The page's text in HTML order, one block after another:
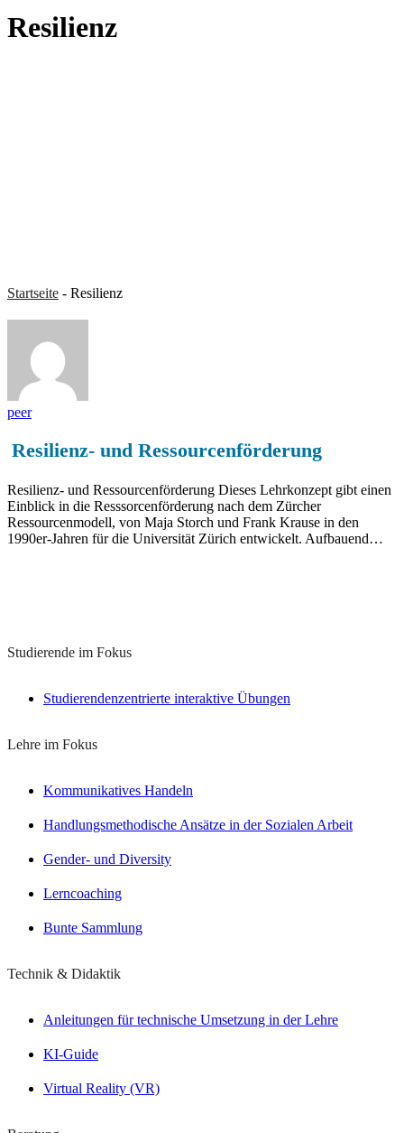
Resilienz
Startseite - Resilienz
peer
Resilienz- und Ressourcenförderung
Resilienz- und Ressourcenförderung Dieses Lehrkonzept gibt einen
Einblick in die Resssorcenförderung nach dem Zürcher
Ressourcenmodell, von Maja Storch und Frank Krause in den
1990er-Jahren für die Universität Zürich entwickelt. Aufbauend…
Studierende im Fokus
Studierendenzentrierte interaktive Übungen
Lehre im Fokus
Kommunikatives Handeln
Handlungsmethodische Ansätze in der Sozialen Arbeit
Gender- und Diversity
Lerncoaching
Bunte Sammlung
Technik & Didaktik
Anleitungen für technische Umsetzung in der Lehre
KI-Guide
Virtual Reality (VR)